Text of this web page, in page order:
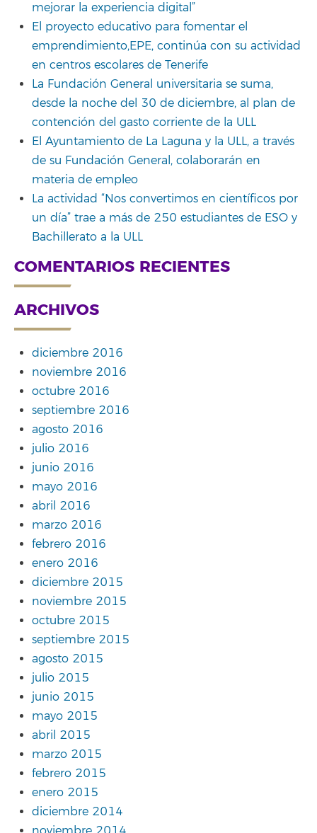
mejorar la experiencia digital”
El proyecto educativo para fomentar el
emprendimiento,EPE, continúa con su actividad
en centros escolares de Tenerife
La Fundación General universitaria se suma,
desde la noche del 30 de diciembre, al plan de
contención del gasto corriente de la ULL
El Ayuntamiento de La Laguna y la ULL, a través
de su Fundación General, colaborarán en
materia de empleo
La actividad “Nos convertimos en científicos por
un día” trae a más de 250 estudiantes de ESO y
Bachillerato a la ULL
COMENTARIOS RECIENTES
ARCHIVOS
diciembre 2016
noviembre 2016
octubre 2016
septiembre 2016
agosto 2016
julio 2016
junio 2016
mayo 2016
abril 2016
marzo 2016
febrero 2016
enero 2016
diciembre 2015
noviembre 2015
octubre 2015
septiembre 2015
agosto 2015
julio 2015
junio 2015
mayo 2015
abril 2015
marzo 2015
febrero 2015
enero 2015
diciembre 2014